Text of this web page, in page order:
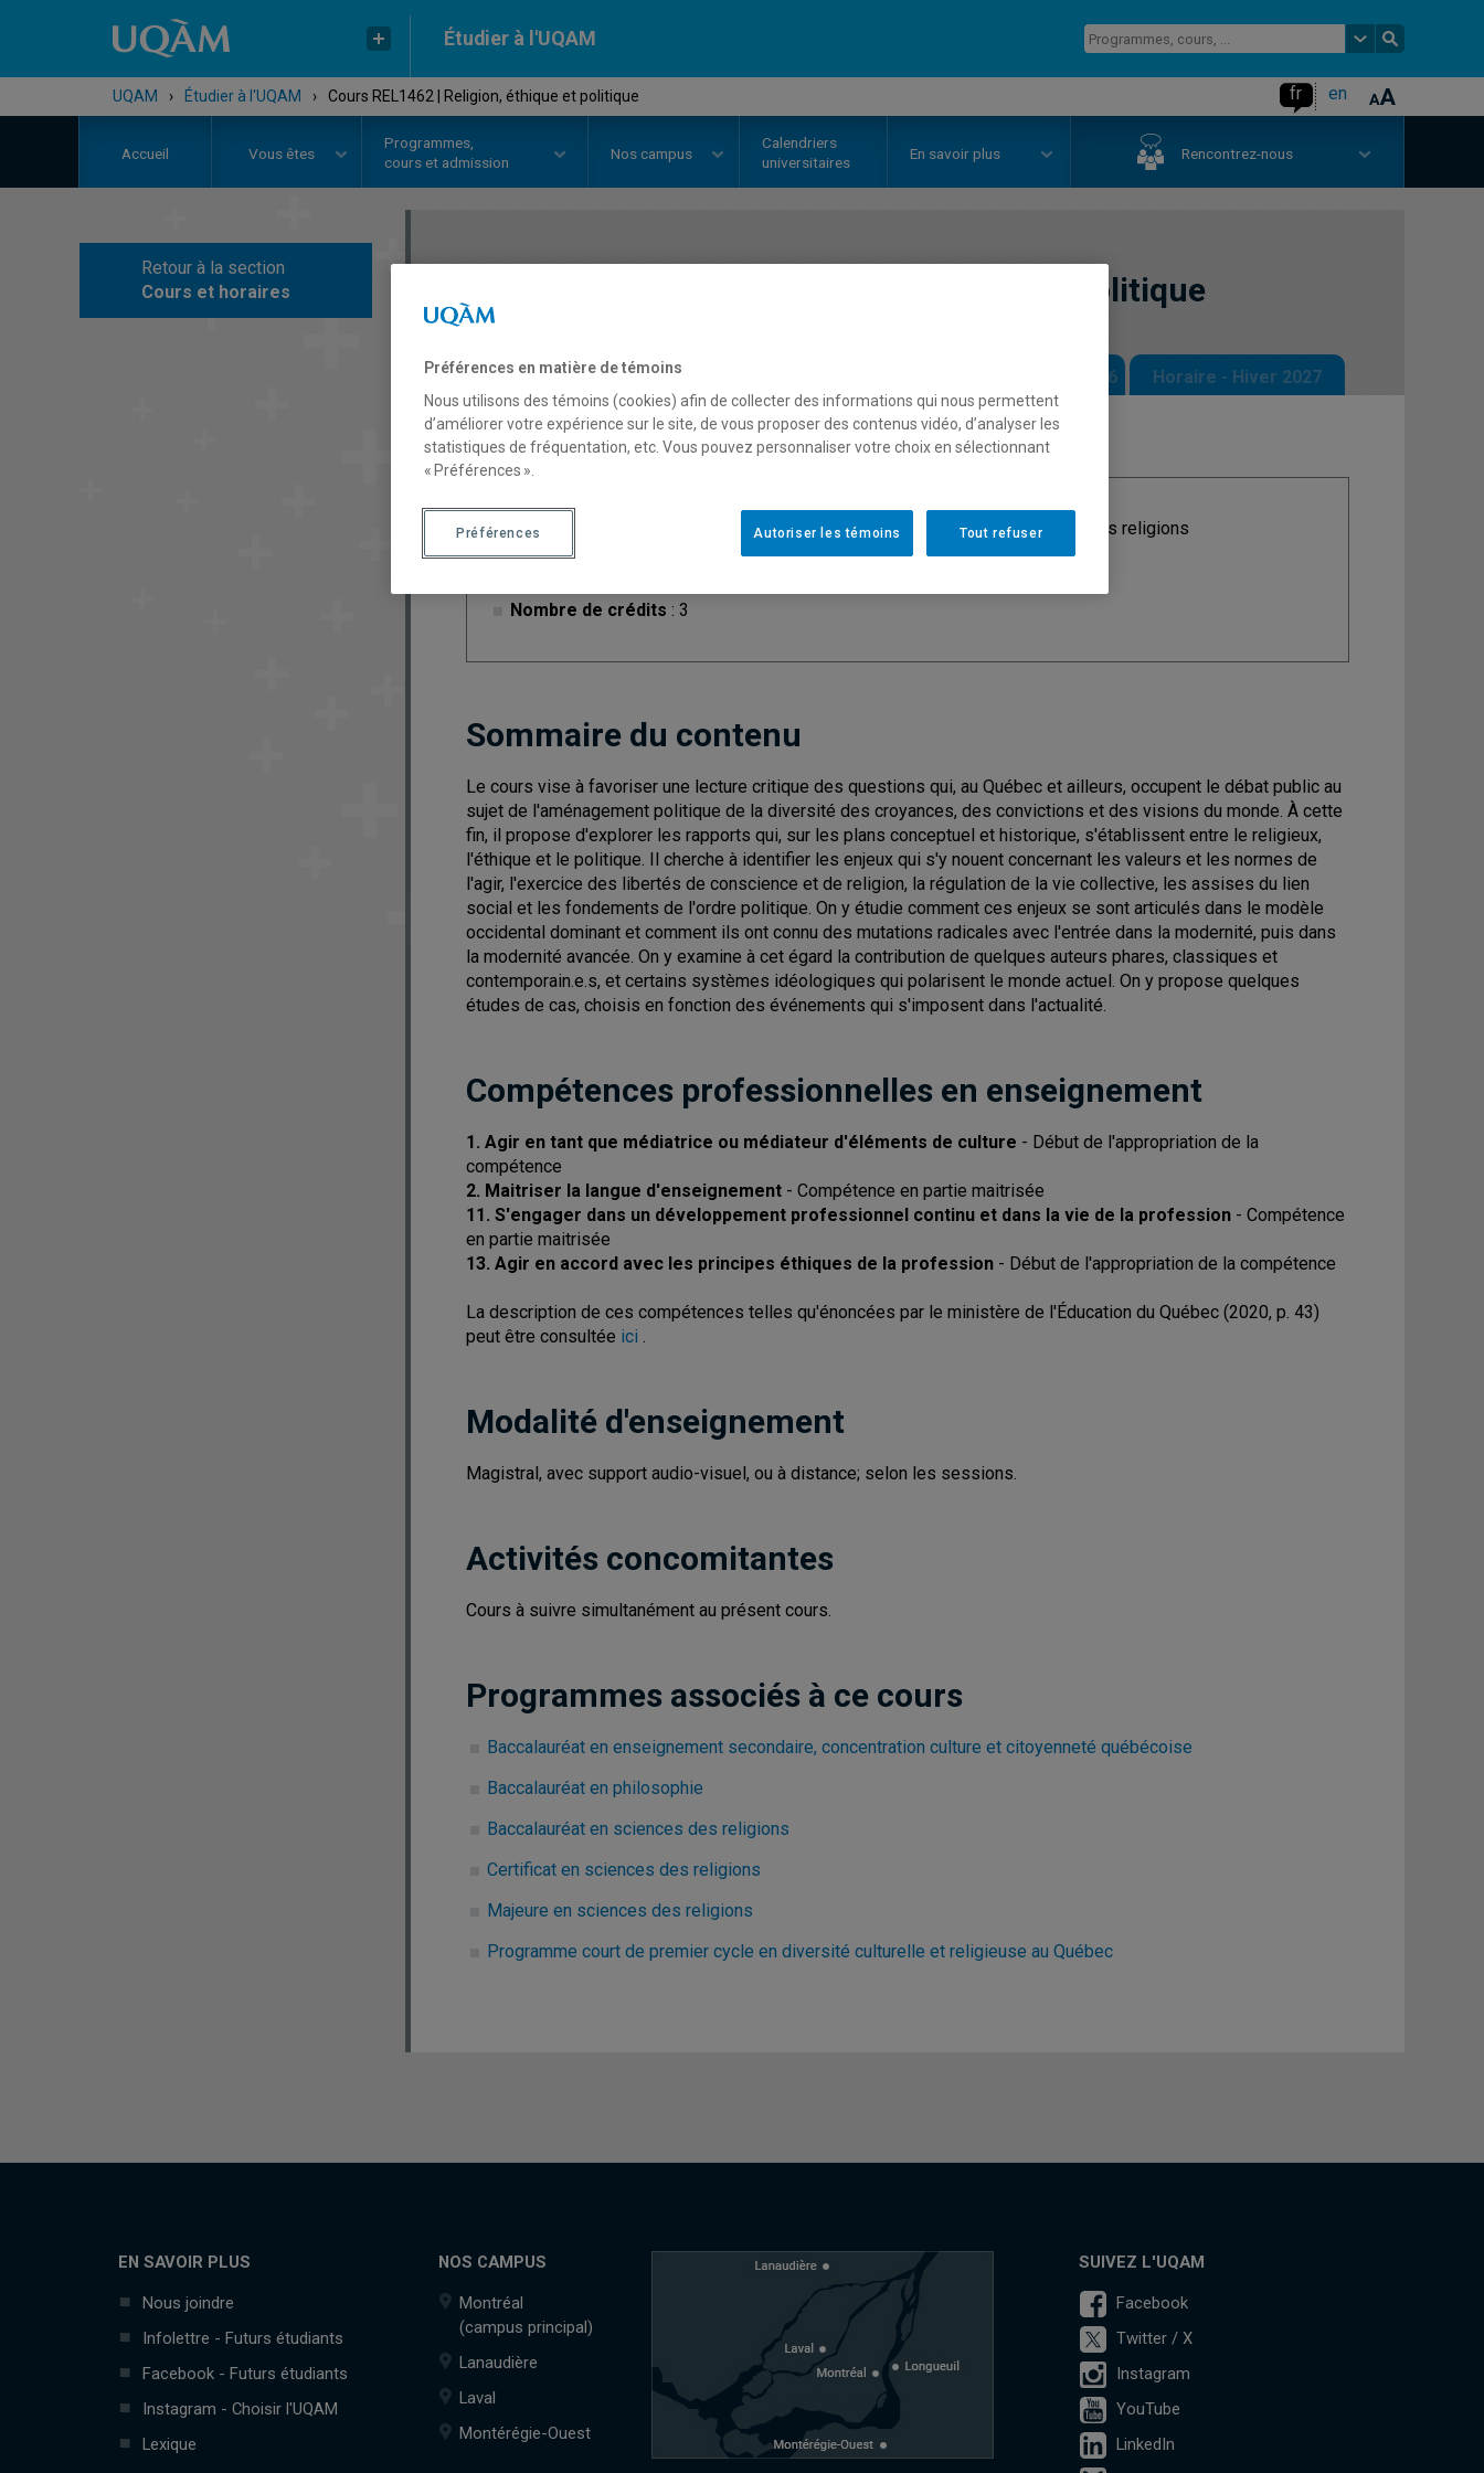
Étudier à l'UQAM
UQAM › Étudier à l'UQAM › Cours REL1462 | Religion, éthique et politique fr en
Accueil Vous êtes
Programmes,
cours et admission
Nos campus
Calendriers
universitaires
En savoir plus Rencontrez-nous
Retour à la section
Cours et horaires
Religion, éthique et politique
Description Horaire - Automne 2026 Horaire - Hiver 2027
Cycle
Nombre de crédits : 3
Discipline: Science des religions
Sommaire du contenu
Le cours vise à favoriser une lecture critique des questions qui, au Québec et ailleurs, occupent le débat public au
sujet de l'aménagement politique de la diversité des croyances, des convictions et des visions du monde. À cette
fin, il propose d'explorer les rapports qui, sur les plans conceptuel et historique, s'établissent entre le religieux,
l'éthique et le politique. Il cherche à identifier les enjeux qui s'y nouent concernant les valeurs et les normes de
l'agir, l'exercice des libertés de conscience et de religion, la régulation de la vie collective, les assises du lien
social et les fondements de l'ordre politique. On y étudie comment ces enjeux se sont articulés dans le modèle
occidental dominant et comment ils ont connu des mutations radicales avec l'entrée dans la modernité, puis dans
la modernité avancée. On y examine à cet égard la contribution de quelques auteurs phares, classiques et
contemporain.e.s, et certains systèmes idéologiques qui polarisent le monde actuel. On y propose quelques
études de cas, choisis en fonction des événements qui s'imposent dans l'actualité.
Compétences professionnelles en enseignement
1. Agir en tant que médiatrice ou médiateur d'éléments de culture - Début de l'appropriation de la
compétence
2. Maitriser la langue d'enseignement - Compétence en partie maitrisée
11. S'engager dans un développement professionnel continu et dans la vie de la profession - Compétence
en partie maitrisée
13. Agir en accord avec les principes éthiques de la profession - Début de l'appropriation de la compétence
La description de ces compétences telles qu'énoncées par le ministère de l'Éducation du Québec (2020, p. 43)
peut être consultée ici .
Modalité d'enseignement
Magistral, avec support audio-visuel, ou à distance; selon les sessions.
Activités concomitantes
Cours à suivre simultanément au présent cours.
Programmes associés à ce cours
Baccalauréat en enseignement secondaire, concentration culture et citoyenneté québécoise
Baccalauréat en philosophie
Baccalauréat en sciences des religions
Certificat en sciences des religions
Majeure en sciences des religions
Programme court de premier cycle en diversité culturelle et religieuse au Québec
EN SAVOIR PLUS
Nous joindre
Infolettre - Futurs étudiants
Facebook - Futurs étudiants
Instagram - Choisir l'UQAM
Lexique
NOS CAMPUS
Montréal
(campus principal)
Lanaudière
Laval
Montérégie-Ouest
SUIVEZ L'UQAM
Facebook
Twitter / X
Instagram
YouTube
LinkedIn
Préférences en matière de témoins
Nous utilisons des témoins (cookies) afin de collecter des informations qui nous permettent
d’améliorer votre expérience sur le site, de vous proposer des contenus vidéo, d’analyser les
statistiques de fréquentation, etc. Vous pouvez personnaliser votre choix en sélectionnant
« Préférences ».
Tout refuser
Autoriser les témoins
Préférences